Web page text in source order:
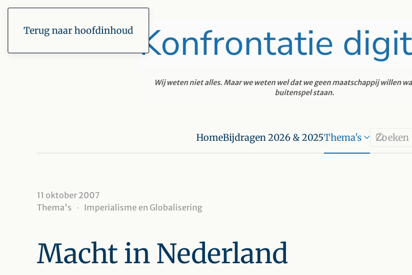
Terug naar hoofdinhoud
HomeBijdragen 2026 & 2025Thema's
11 oktober 2007
Thema's
Imperialisme en Globalisering
Macht in Nederland